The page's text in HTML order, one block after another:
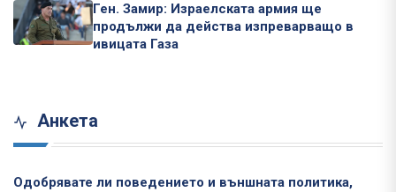
Ген. Замир: Израелската армия ще
продължи да действа изпреварващо в
ивицата Газа
Анкета
Одобрявате ли поведението и външната политика,